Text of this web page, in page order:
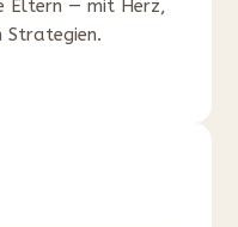
Eltern — mit Herz,
Strategien.